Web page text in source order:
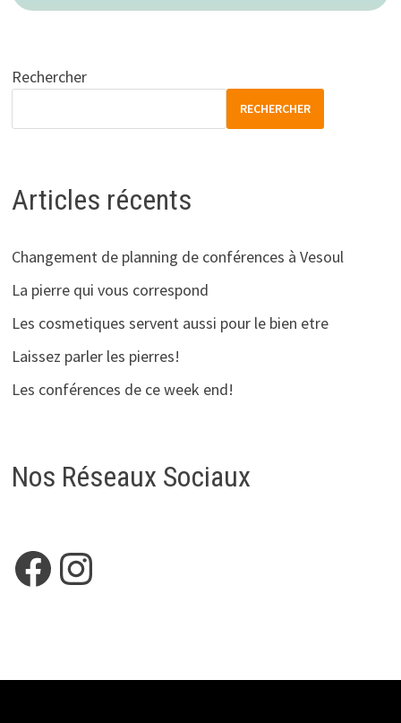
Rechercher
RECHERCHER
Articles récents
Changement de planning de conférences à Vesoul
La pierre qui vous correspond
Les cosmetiques servent aussi pour le bien etre
Laissez parler les pierres!
Les conférences de ce week end!
Nos Réseaux Sociaux
Facebook
Instagram